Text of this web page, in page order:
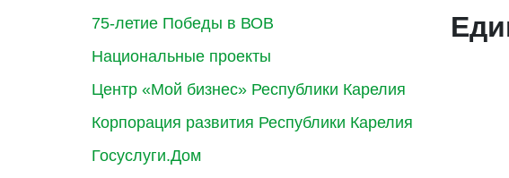
75-летие Победы в ВОВ
Национальные проекты
Центр «Мой бизнес» Республики Карелия
Корпорация развития Республики Карелия
Госуслуги.Дом